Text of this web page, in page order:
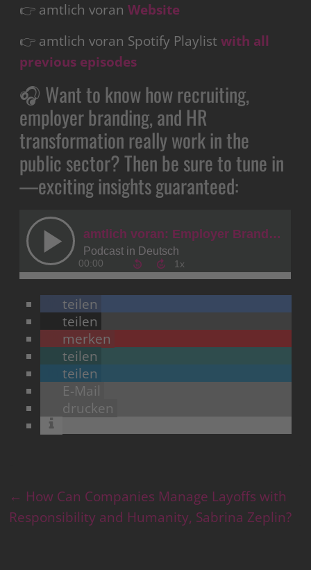
👉 amtlich voranWebsite
👉 amtlich voran Spotify Playlistwith all
previous episodes
🎧 Want to know how recruiting,
employer branding, and HR
transformation really work in the
public sector? Then be sure to tune in
—exciting insights guaranteed:
teilen
teilen
merken
teilen
teilen
E-Mail
drucken
← How Can Companies Manage Layoffs with
Responsibility and Humanity, Sabrina Zeplin?